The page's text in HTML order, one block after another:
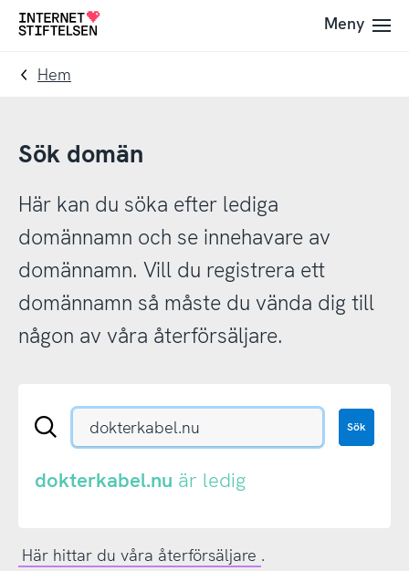
Till
navigering
Till
innehåll
Till
Meny
Hem
Sök domän
Här kan du söka efter lediga
domännamn och se innehavare av
domännamn. Vill du registrera ett
domännamn så måste du vända dig till
någon av våra återförsäljare.
Sök
eller
Sök
dokterkabel.nu är ledig
Här hittar du våra återförsäljare .